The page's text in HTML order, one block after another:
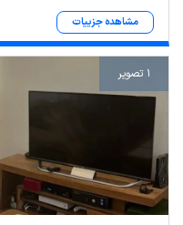
مشاهده جزییات
1 تصویر